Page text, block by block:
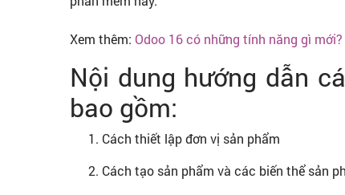
Xem thêm: Odoo 16 có những tính năng gì
Nội dung hướng dẫn
bao gồm:
Cách thiết lập đơn vị sản phẩm
Cách tạo sản phẩm và các biến thể sản